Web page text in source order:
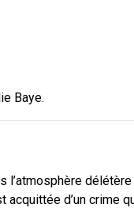
Baye.
l’atmosphère
d’un crime